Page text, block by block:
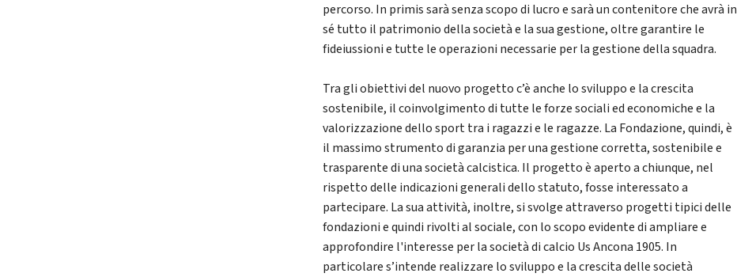
percorso. In primis sarà senza scopo di lucro e sarà un contenitore che avrà in
sé tutto il patrimonio della società e la sua gestione, oltre garantire le
fideiussioni e tutte le operazioni necessarie per la gestione della squadra.
Tra gli obiettivi del nuovo progetto c’è anche lo sviluppo e la crescita
sostenibile, il coinvolgimento di tutte le forze sociali ed economiche e la
valorizzazione dello sport tra i ragazzi e le ragazze. La Fondazione, quindi, è
il massimo strumento di garanzia per una gestione corretta, sostenibile e
trasparente di una società calcistica. Il progetto è aperto a chiunque, nel
rispetto delle indicazioni generali dello statuto, fosse interessato a
partecipare. La sua attività, inoltre, si svolge attraverso progetti tipici delle
fondazioni e quindi rivolti al sociale, con lo scopo evidente di ampliare e
approfondire l'interesse per la società di calcio Us Ancona 1905. In
particolare s’intende realizzare lo sviluppo e la crescita delle società